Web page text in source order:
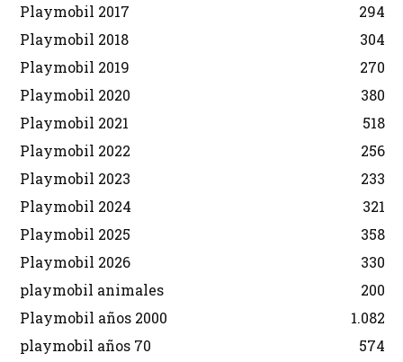
Playmobil 2017
294
Playmobil 2018
304
Playmobil 2019
270
Playmobil 2020
380
Playmobil 2021
518
Playmobil 2022
256
Playmobil 2023
233
Playmobil 2024
321
Playmobil 2025
358
Playmobil 2026
330
playmobil animales
200
Playmobil años 2000
1.082
playmobil años 70
574